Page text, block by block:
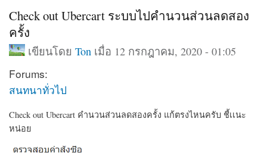
Check out Ubercart ระบบไปคำนวนส่วนลดสอง
ครั้ง
เขียนโดย Ton เมื่อ 12 กรกฎาคม, 2020 - 01:05
Forums:
สนทนาทั่วไป
Check out Ubercart คำนวนส่วนลดสองครั้ง แก้ตรงไหนครับ ชี้เเนะ
หน่อย